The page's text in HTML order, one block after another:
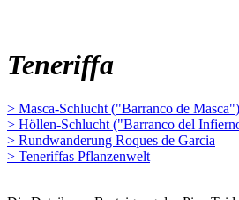
Teneriffa
> Masca-Schlucht ("Barranco de Masca")
> Höllen-Schlucht ("Barranco del
> Rundwanderung Roques de Garcia
> Teneriffas Pflanzenwelt